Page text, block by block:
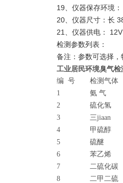
19、仪器保存环境
20、仪器尺寸：长
21、仪器供电：
检测参数列表：
备注：参数可选择
工业居民环境臭气检
编 号
检测气体
1
氨 气
2
硫化氢
3
三jiaan
4
甲硫醇
5
硫醚
6
苯乙烯
7
二硫化碳
8
二甲二硫